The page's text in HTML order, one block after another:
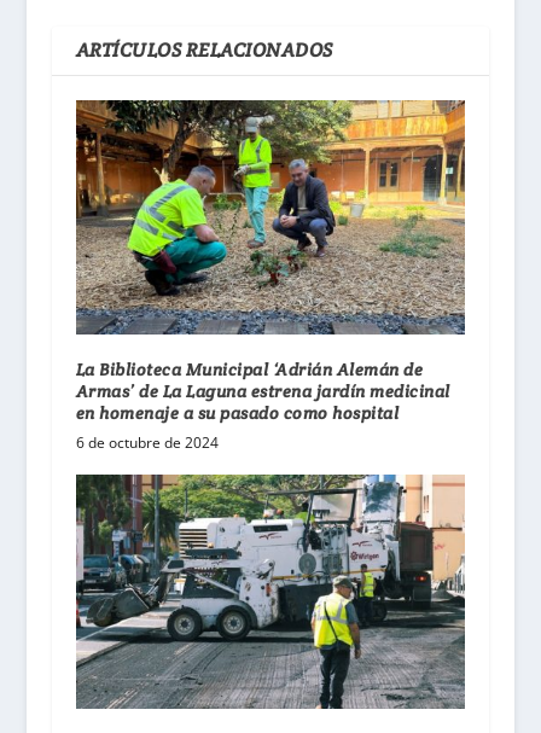
ARTÍCULOS RELACIONADOS
La Biblioteca Municipal ‘Adrián Alemán de
Armas’ de La Laguna estrena jardín medicinal
en homenaje a su pasado como hospital
6 de octubre de 2024